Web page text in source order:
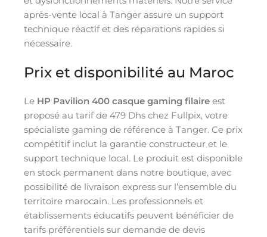
après-vente local à Tanger assure un support
technique réactif et des réparations rapides si
nécessaire.
Prix et disponibilité au Maroc
Le HP Pavilion 400 casque gaming filaire est
proposé au tarif de 479 Dhs chez Fullpix, votre
spécialiste gaming de référence à Tanger. Ce prix
compétitif inclut la garantie constructeur et le
support technique local. Le produit est disponible
en stock permanent dans notre boutique, avec
possibilité de livraison express sur l’ensemble du
territoire marocain. Les professionnels et
établissements éducatifs peuvent bénéficier de
tarifs préférentiels sur demande de devis